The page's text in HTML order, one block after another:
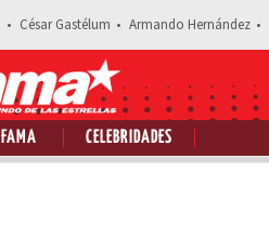
César Gastélum Armando Hernández
FAMA CELEBRIDADES